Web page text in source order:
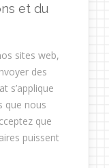
et du
sites web,
des
s’applique
que nous
que
puissent